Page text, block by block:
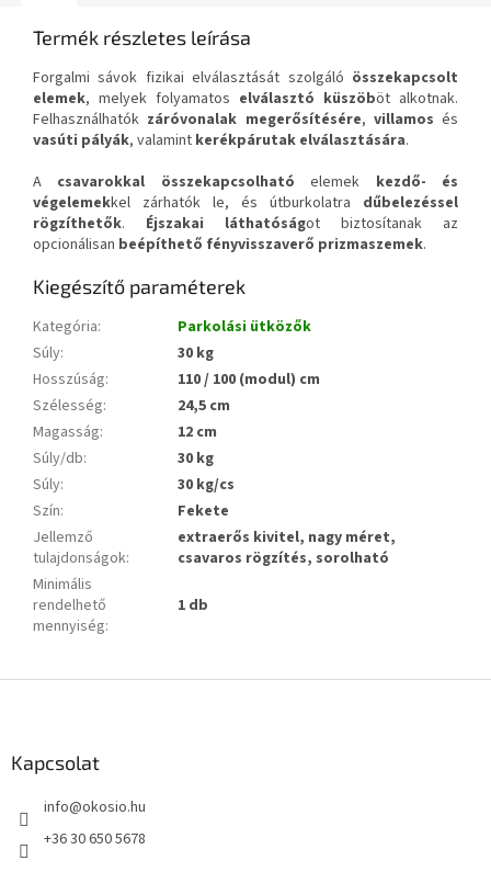
Termék részletes leírása
Forgalmi sávok fizikai elválasztását szolgáló összekapcsolt
elemek, melyek folyamatos elválasztó küszöböt alkotnak.
Felhasználhatók záróvonalak megerősítésére, villamos és
vasúti pályák, valamint kerékpárutak elválasztására.
A csavarokkal összekapcsolható elemek kezdő- és
végelemekkel zárhatók le, és útburkolatra dűbelezéssel
rögzíthetők. Éjszakai láthatóságot biztosítanak az
opcionálisan beépíthető fényvisszaverő prizmaszemek.
Kiegészítő paraméterek
Kategória:
Parkolási ütközők
Súly:
30 kg
Hosszúság:
110 / 100 (modul) cm
Szélesség:
24,5 cm
Magasság:
12 cm
Súly/db:
30 kg
Súly:
30 kg/cs
Szín:
Fekete
Jellemző
tulajdonságok:
extraerős kivitel, nagy méret,
csavaros rögzítés, sorolható
Minimális
rendelhető
mennyiség:
1 db
Kapcsolat
info@okosio.hu
+36 30 650 5678